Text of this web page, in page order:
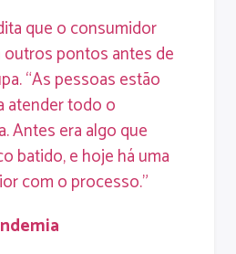
que o consumidor
pontos antes de
“As pessoas estão
atender todo o
Antes era algo que
batido, e hoje há uma
com o processo.”